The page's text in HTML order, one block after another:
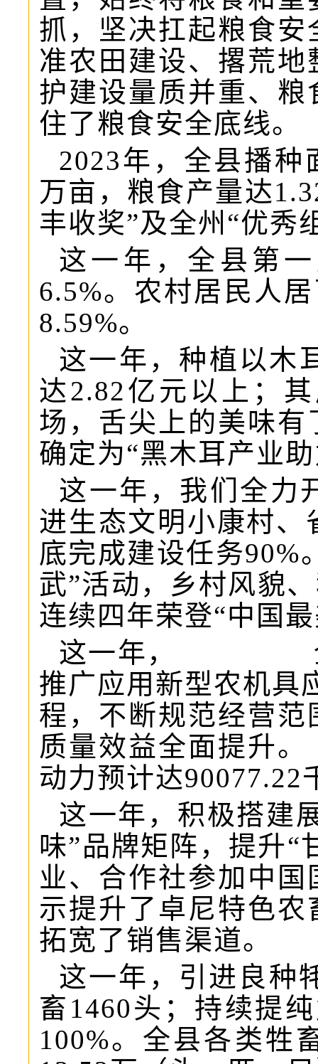
抓，坚决扛起粮食
准农田建设、撂荒
护建设量质并重、
住了粮食安全底线。
2023年，全县播种
万亩，粮食产量达
丰收奖”及全州“优秀
这一年，全县第
6.5%。农村居民人
8.59%。
这一年，种植以木
达2.82亿元以上；
场，舌尖上的美味
确定为“黑木耳产业
这一年，我们全力
进生态文明小康村、
底完成建设任务90%
武”活动，乡村风貌
连续四年荣登“中国
这一年，
推广应用新型农机具
程，不断规范经营
质量效益全面提升。
动力预计达90077.22
这一年，积极搭建
味”品牌矩阵，提升“
业、合作社参加中
示提升了卓尼特色
拓宽了销售渠道。
这一年，引进良种
畜1460头；持续提
100%。全县各类牲